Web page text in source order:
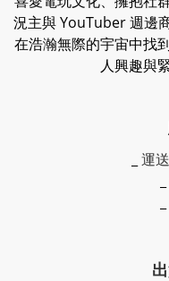
況主與 YouTuber 週邊
在浩瀚無際的宇宙中找
人興趣與
運